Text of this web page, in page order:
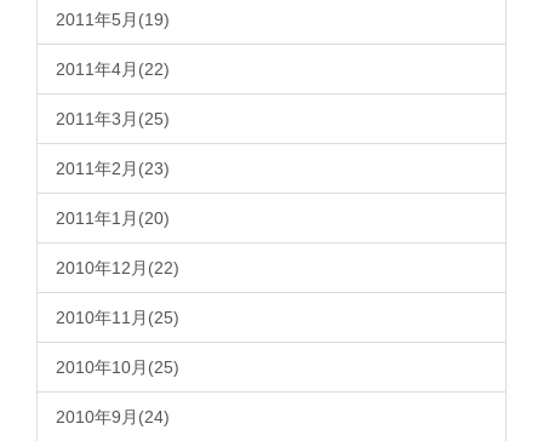
2011年5月(19)
2011年4月(22)
2011年3月(25)
2011年2月(23)
2011年1月(20)
2010年12月(22)
2010年11月(25)
2010年10月(25)
2010年9月(24)